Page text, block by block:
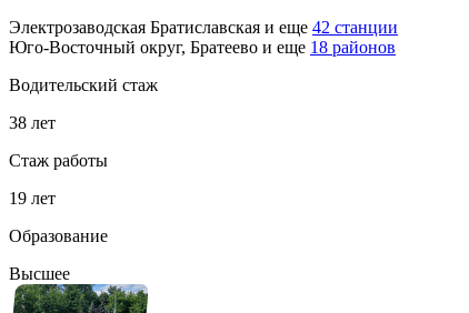
Электрозаводская Братиславская и еще 42 станции
Юго-Восточный округ, Братеево и еще 18 районов
Водительский стаж
38 лет
Стаж работы
19 лет
Образование
Высшее